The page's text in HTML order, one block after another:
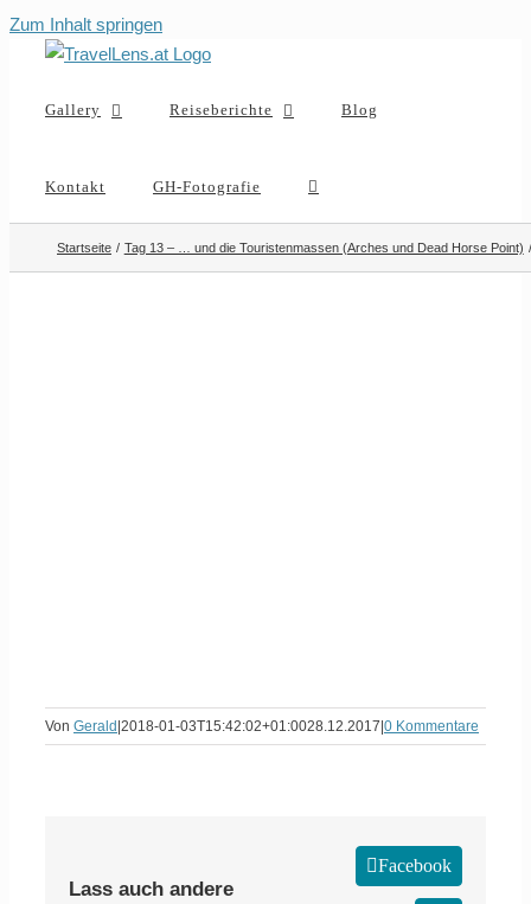
Zum Inhalt springen
Gallery Reiseberichte Blog
Kontakt GH-Fotografie
Startseite Tag 13 – … und die Touristenmassen (Arches und Dead Horse Point)
Von Gerald 2018-01-03T15:42:02+01:0028.12.2017 0 Kommentare
Lass auch andere
Facebook